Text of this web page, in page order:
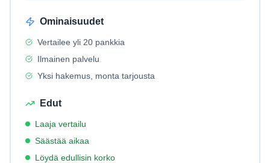
Ominaisuudet
Vertailee yli 20 pankkia
Ilmainen palvelu
Yksi hakemus, monta tarjousta
Edut
Laaja vertailu
Säästää aikaa
Löydä edullisin korko